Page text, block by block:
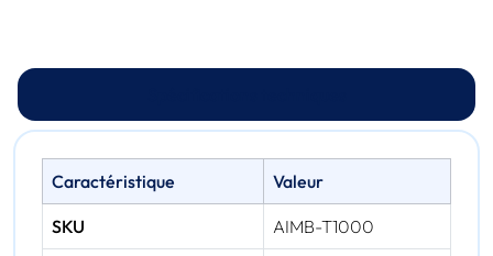
Caractéristique Valeur
SKU AIMB-T1000